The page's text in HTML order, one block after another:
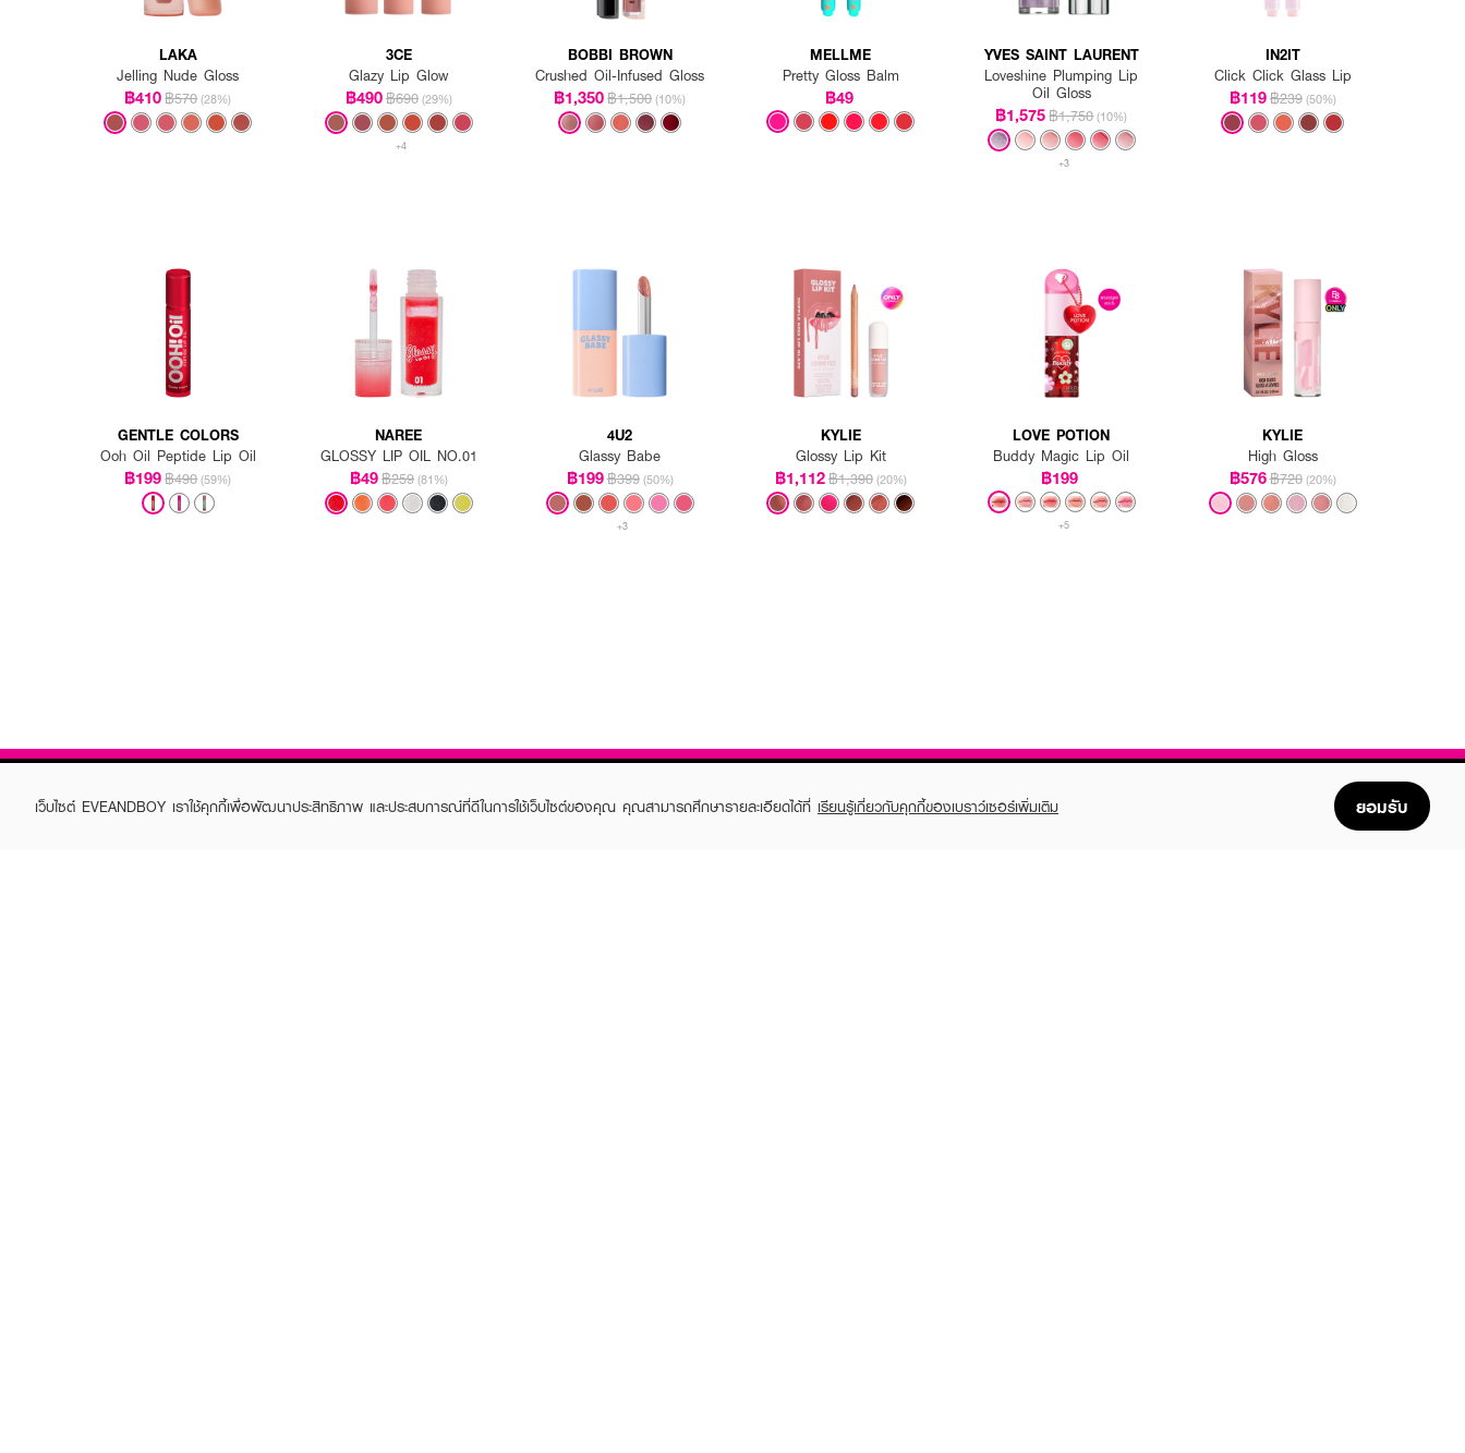
LAKA
Jelling Nude Gloss
฿410฿570 (28%)
3CE
Glazy Lip Glow
฿490฿690 (29%)
+4
BOBBI BROWN
Crushed Oil-Infused Gloss
฿1,350฿1,500 (10%)
MELLME
Pretty Gloss Balm
฿49
YVES SAINT LAURENT
Loveshine Plumping Lip
Oil Gloss
฿1,575฿1,750 (10%)
+3
IN2IT
Click Click Glass Lip
฿119฿239 (50%)
GENTLE COLORS
Ooh Oil Peptide Lip Oil
฿199฿490 (59%)
NAREE
GLOSSY LIP OIL NO.01
฿49฿259 (81%)
4U2
Glassy Babe
฿199฿399 (50%)
+3
KYLIE
Glossy Lip Kit
฿1,112฿1,390 (20%)
LOVE POTION
Buddy Magic Lip Oil
฿199
+5
KYLIE
High Gloss
฿576฿720 (20%)
เว็บไซต์ EVEANDBOY เราใช้คุกกี้เพื่อพัฒนาประสิทธิภาพ และประสบการณ์ที่ดีในการใช้เว็บไซต์ของคุณ คุณสามารถศึกษารายละเอียดได้ที่ เรียนรู้เกี่ยวกับคุกกี้ของเบราว์เซอร์เพิ่มเติม ยอมรับ